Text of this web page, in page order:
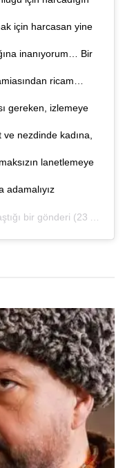
için harcasan yine
inanıyorum… Bir
ricam…
gereken, izlemeye
nezdinde kadına,
lanetlemeye
adamalıyız
bir gönderi (23 Ağu, 2019, 7:44öö PDT